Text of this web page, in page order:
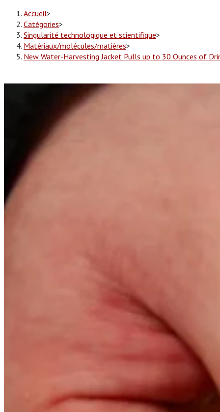
Accueil>
Catégories>
Singularité technologique et scientifique>
Matériaux/molécules/matières>
New Water-Harvesting Jacket Pulls up to 30 Ounces of